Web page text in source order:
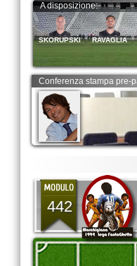
A disposizione:
SKORUPSKI RAVAGLIA
Conferenza stampa pre-
442